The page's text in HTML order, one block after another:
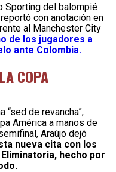
Sporting del balompié
con anotación en
al Manchester City
de los jugadores a
ante Colombia.
COPA
“sed de revancha”,
América a manos de
Araújo dejó
nueva cita con los
hecho por